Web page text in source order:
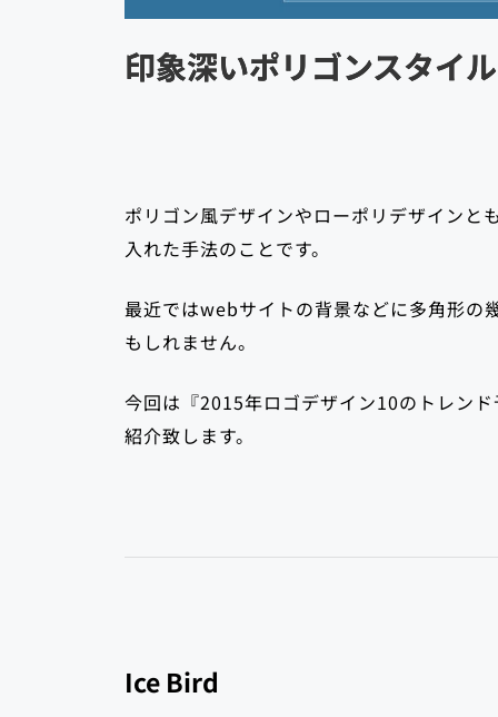
印象深いポリゴンスタイ
ポリゴン風デザインやローポリデザインと
入れた手法のことです。
最近ではwebサイトの背景などに多角形の
もしれません。
今回は『2015年ロゴデザイン10のトレン
紹介致します。
Ice Bird